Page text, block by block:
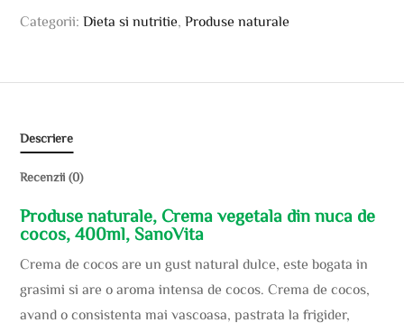
Categorii:Dieta si nutritie ,Produse naturale
Descriere
Recenzii (0)
Produse naturale, Crema vegetala din nuca de
cocos, 400ml, SanoVita
Crema de cocos are un gust natural dulce, este bogata in
grasimi si are o aroma intensa de cocos. Crema de cocos,
avand o consistenta mai vascoasa, pastrata la frigider,